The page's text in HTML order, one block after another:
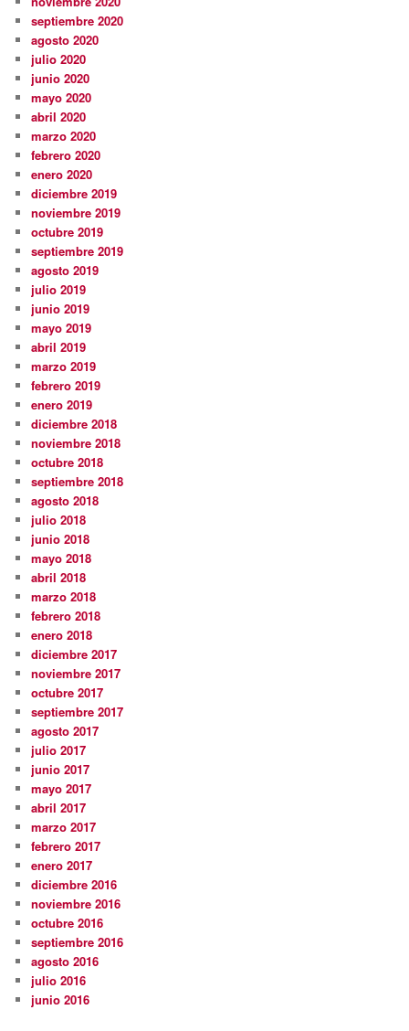
septiembre 2020
agosto 2020
julio 2020
junio 2020
mayo 2020
abril 2020
marzo 2020
febrero 2020
enero 2020
diciembre 2019
noviembre 2019
octubre 2019
septiembre 2019
agosto 2019
julio 2019
junio 2019
mayo 2019
abril 2019
marzo 2019
febrero 2019
enero 2019
diciembre 2018
noviembre 2018
octubre 2018
septiembre 2018
agosto 2018
julio 2018
junio 2018
mayo 2018
abril 2018
marzo 2018
febrero 2018
enero 2018
diciembre 2017
noviembre 2017
octubre 2017
septiembre 2017
agosto 2017
julio 2017
junio 2017
mayo 2017
abril 2017
marzo 2017
febrero 2017
enero 2017
diciembre 2016
noviembre 2016
octubre 2016
septiembre 2016
agosto 2016
julio 2016
junio 2016